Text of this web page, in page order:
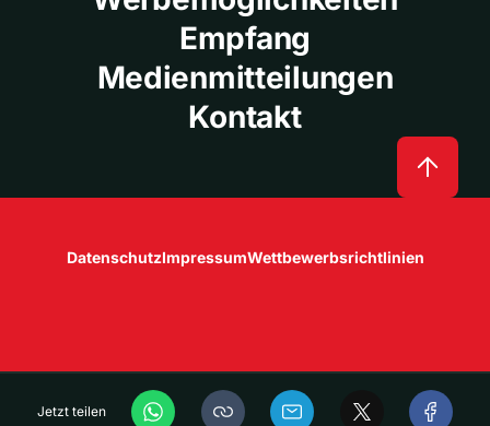
Jetzt teilen
Empfang
Medienmitteilungen
Kontakt
DatenschutzImpressumWettbewerbsrichtlinien